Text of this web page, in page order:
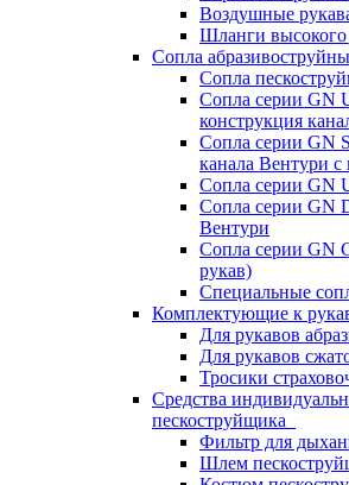
Воздушные
Шланги высокого
Сопла
Сопла
Сопла серии GN
конструкция
Сопла серии GN
канала Вентури
Сопла серии GN
Сопла серии GN
Вентури
Сопла серии GN
рукав)
Специальные
Комплектующие к
Для рукавов
Для рукавов
Тросики
Средства
пескоструйщика
Фильтр для
Шлем